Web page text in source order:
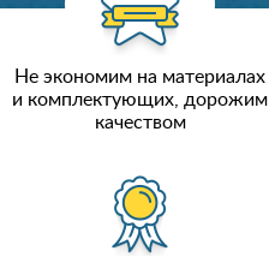
Не экономим на материалах
и комплектующих, дорожим
качеством